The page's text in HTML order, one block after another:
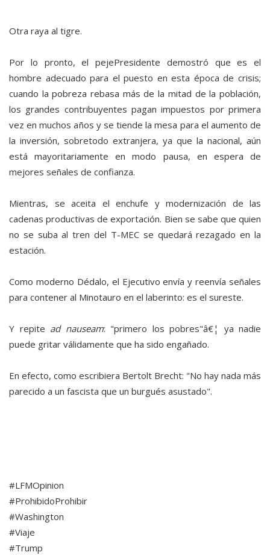
Otra raya al tigre.
Por lo pronto, el pejePresidente demostró que es el
hombre adecuado para el puesto en esta época de crisis;
cuando la pobreza rebasa más de la mitad de la población,
los grandes contribuyentes pagan impuestos por primera
vez en muchos años y se tiende la mesa para el aumento de
la inversión, sobretodo extranjera, ya que la nacional, aún
está mayoritariamente en modo pausa, en espera de
mejores señales de confianza.
Mientras, se aceita el enchufe y modernización de las
cadenas productivas de exportación. Bien se sabe que quien
no se suba al tren del T-MEC se quedará rezagado en la
estación.
Como moderno Dédalo, el Ejecutivo envía y reenvía señales
para contener al Minotauro en el laberinto: es el sureste.
Y repite ad nauseam: "primero los pobres"â€¦ ya nadie
puede gritar válidamente que ha sido engañado.
En efecto, como escribiera Bertolt Brecht: "No hay nada más
parecido a un fascista que un burgués asustado".
#LFMOpinion
#ProhibidoProhibir
#Washington
#Viaje
#Trump